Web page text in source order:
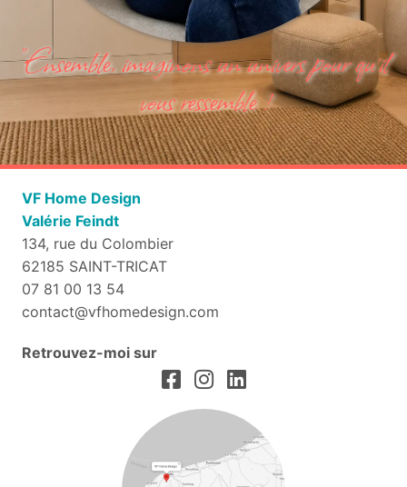
"Ensemble, imaginons un univers pour qu’il
vous ressemble !
VF Home Design
Valérie Feindt
134, rue du Colombier
62185 SAINT-TRICAT
07 81 00 13 54
contact@vfhomedesign.com
Retrouvez-moi sur
Suivez-VF Home Design sur
SJe suis sur Instagram
Retrouvez VF Home